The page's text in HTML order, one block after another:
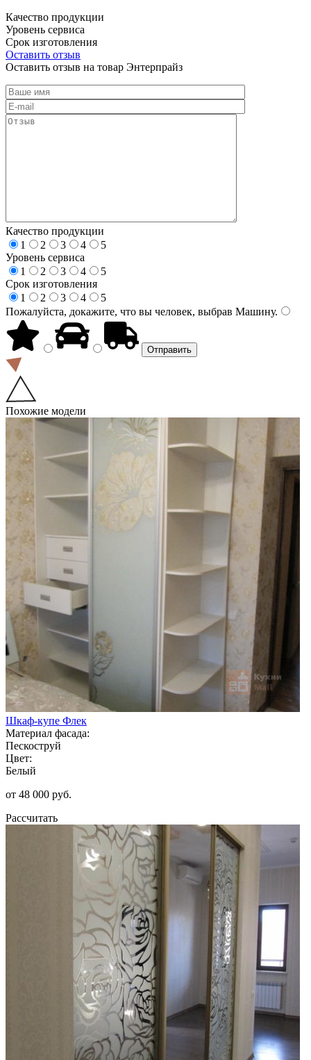
Качество продукции
Уровень сервиса
Срок изготовления
Оставить отзыв
Оставить отзыв на товар Энтерпрайз
Качество продукции
1
2 3 4
5
Уровень сервиса
1
2 3 4
5
Срок изготовления
1
2 3 4
5
Пожалуйста, докажите, что вы человек, выбрав Машину.
Похожие модели
Шкаф-купе Флек
Материал фасада:
Пескоструй
Цвет:
Белый
от 48 000 руб.
Рассчитать